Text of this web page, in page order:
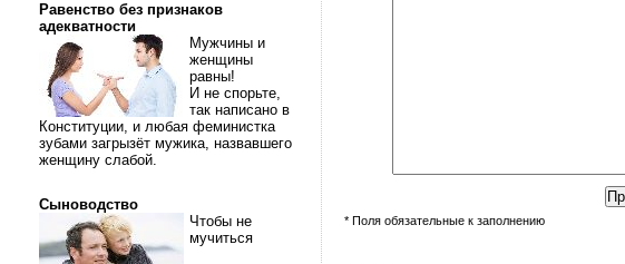
Равенство без признаков
адекватности
Мужчины и
женщины
равны!
И не спорьте,
так написано в
Конституции, и любая феминистка
зубами загрызёт мужика, назвавшего
женщину слабой.
Сыноводство
Чтобы не
мучиться
* Поля обязательные к заполнению